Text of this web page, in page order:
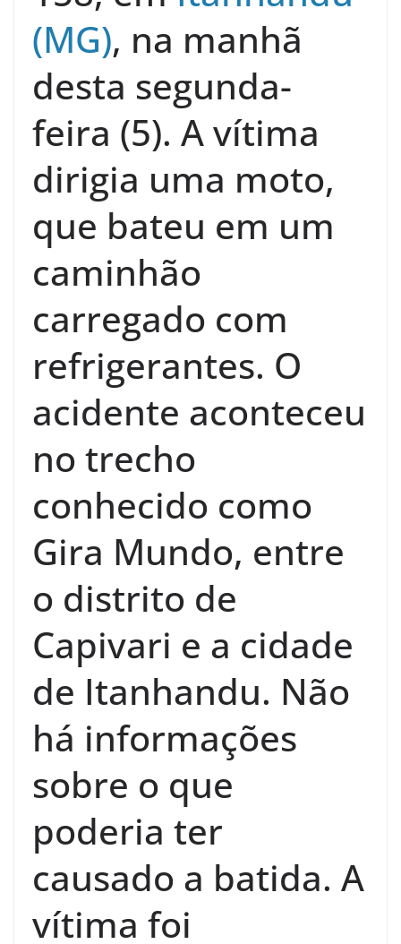
(MG), na manhã
desta segunda-
feira (5). A vítima
dirigia uma moto,
que bateu em um
caminhão
carregado com
refrigerantes. O
acidente aconteceu
no trecho
conhecido como
Gira Mundo, entre
o distrito de
Capivari e a cidade
de Itanhandu. Não
há informações
sobre o que
poderia ter
causado a batida. A
vítima foi